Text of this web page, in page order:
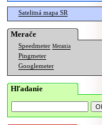
Satelitná mapa SR
Merače
Speedmeter Merania
Pingmeter
Googlemeter
Hľadanie